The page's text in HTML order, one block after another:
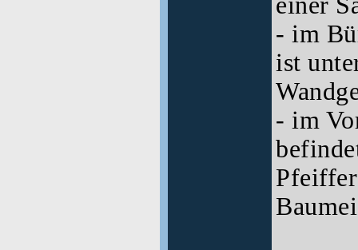
- im
ist
- im